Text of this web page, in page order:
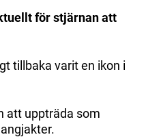
för stjärnan att
tillbaka varit en ikon i
att uppträda som